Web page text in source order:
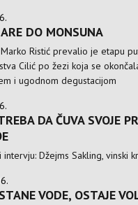
DO MONSUNA
Ristić prevalio je etapu
Cilić po žezi koja se
i ugodnom degustacijom
DA ČUVA SVOJE
intervju: Džejms Sakling, vinski
VODE, OSTAJE